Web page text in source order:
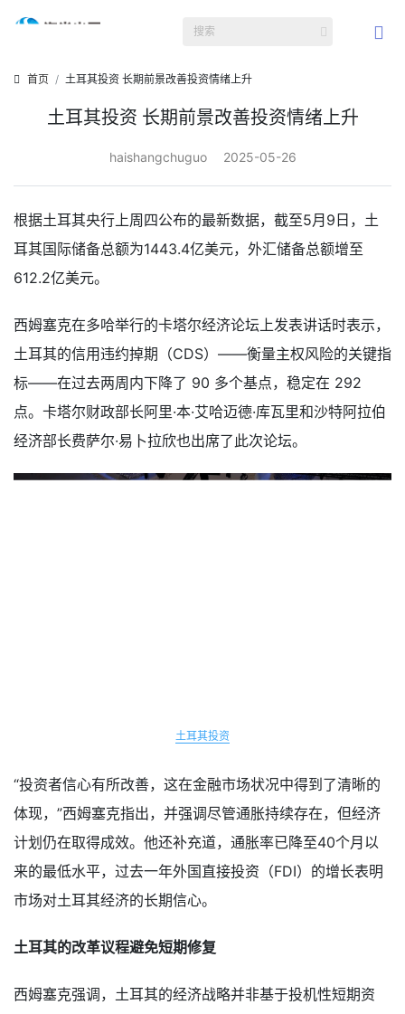
首页 土耳其投资 长期前景改善投资情绪上升
土耳其投资 长期前景改善投资情绪上升
haishangchuguo 2025-05-26
根据土耳其央行上周四公布的最新数据，截至5月9日，土
耳其国际储备总额为1443.4亿美元，外汇储备总额增至
612.2亿美元。
西姆塞克在多哈举行的卡塔尔经济论坛上发表讲话时表示，
土耳其的信用违约掉期（CDS）——衡量主权风险的关键指
标——在过去两周内下降了 90 多个基点，稳定在 292
点。卡塔尔财政部长阿里·本·艾哈迈德·库瓦里和沙特阿拉伯
经济部长费萨尔·易卜拉欣也出席了此次论坛。
土耳其投资
“投资者信心有所改善，这在金融市场状况中得到了清晰的
体现，”西姆塞克指出，并强调尽管通胀持续存在，但经济
计划仍在取得成效。他还补充道，通胀率已降至40个月以
来的最低水平，过去一年外国直接投资（FDI）的增长表明
市场对土耳其经济的长期信心。
土耳其的改革议程避免短期修复
西姆塞克强调，土耳其的经济战略并非基于投机性短期资